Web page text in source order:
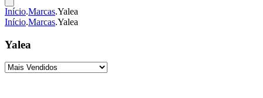
Início.Marcas.Yalea
Início.Marcas.Yalea
Yalea